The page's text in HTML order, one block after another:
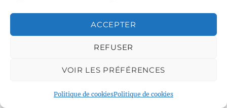
ACCEPTER
REFUSER
VOIR LES PRÉFÉRENCES
Politique de cookiesPolitique de cookies